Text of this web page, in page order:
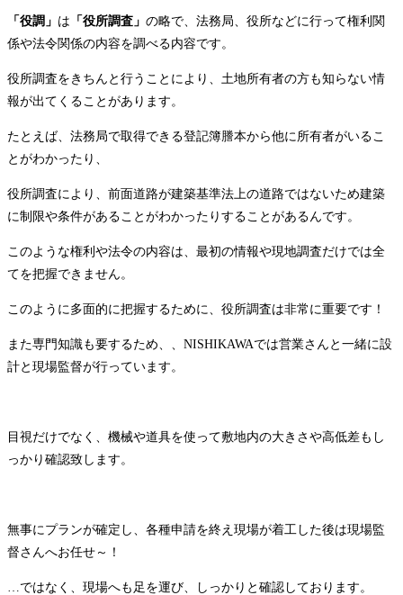
「役調」 は 「役所調査」 の略で、法務局、役所などに行って権利関
係や法令関係の内容を調べる内容です。
役所調査をきちんと行うことにより、土地所有者の方も知らない情
報が出てくることがあります。
たとえば、 法務局で取得できる登記簿謄本から他に所有者がいるこ
とがわかったり、
役所調査により、前面道路が建築基準法上の道路ではないため建築
に制限や条件があることがわかったりすることがあるんです。
このような権利や法令の内容は、最初の情報や現地調査だけでは全
てを把握できません。
このように多面的に把握するために、役所調査は非常に重要です！
また専門知識も要するため、、NISHIKAWAでは営業さんと一緒に設
計と現場監督が行っています。
目視だけでなく、機械や道具を使って敷地内の大きさや高低差もし
っかり確認致します。
無事にプランが確定し、各種申請を終え現場が着工した後は現場監
督さんへお任せ～！
…ではなく、現場へも足を運び、しっかりと確認しております。